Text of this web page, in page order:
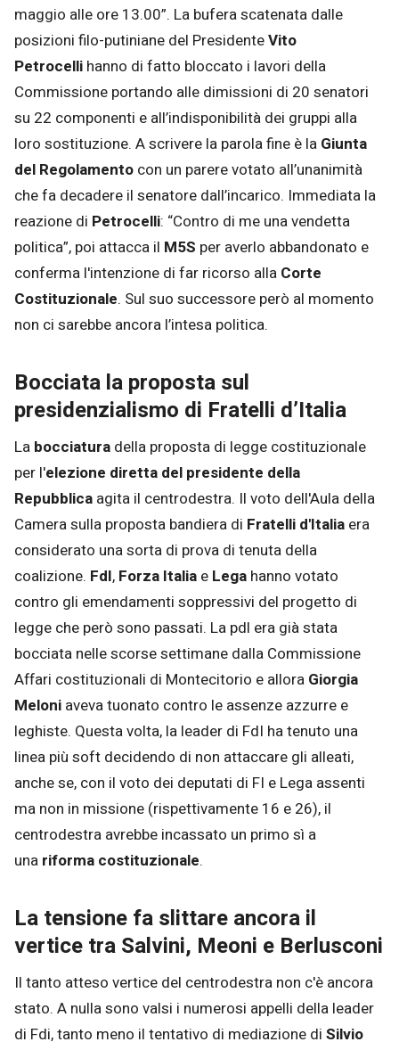
maggio alle ore 13.00”. La bufera scatenata dalle
posizioni filo-putiniane del PresidenteVito
Petrocelli hanno di fatto bloccato i lavori della
Commissione portando alle dimissioni di 20 senatori
su 22 componenti e all’indisponibilità dei gruppi alla
loro sostituzione. A scrivere la parola fine è la Giunta
del Regolamento con un parere votato all’unanimità
che fa decadere il senatore dall’incarico. Immediata la
reazione di Petrocelli: “Contro di me una vendetta
politica”, poi attacca il M5S per averlo abbandonato e
conferma l'intenzione di far ricorso alla Corte
Costituzionale. Sul suo successore però al momento
non ci sarebbe ancora l’intesa politica.
Bocciata la proposta sul
presidenzialismo di Fratelli d’Italia
La bocciatura della proposta di legge costituzionale
per l'elezione diretta del presidente della
Repubblica agita il centrodestra. Il voto dell'Aula della
Camera sulla proposta bandiera di Fratelli d'Italia era
considerato una sorta di prova di tenuta della
coalizione. FdI, Forza Italia e Lega hanno votato
contro gli emendamenti soppressivi del progetto di
legge che però sono passati. La pdl era già stata
bocciata nelle scorse settimane dalla Commissione
Affari costituzionali di Montecitorio e allora Giorgia
Meloni aveva tuonato contro le assenze azzurre e
leghiste. Questa volta, la leader di FdI ha tenuto una
linea più soft decidendo di non attaccare gli alleati,
anche se, con il voto dei deputati di FI e Lega assenti
ma non in missione (rispettivamente 16 e 26), il
centrodestra avrebbe incassato un primo sì a
una riforma costituzionale.
La tensione fa slittare ancora il
vertice tra Salvini, Meoni e Berlusconi
Il tanto atteso vertice del centrodestra non c'è ancora
stato. A nulla sono valsi i numerosi appelli della leader
di Fdi, tanto meno il tentativo di mediazione di Silvio